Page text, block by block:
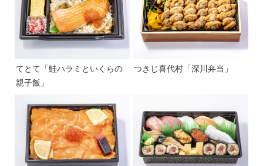
てとて「鮭ハラミといくらの
親子飯」
つきじ喜代村「深川弁当」